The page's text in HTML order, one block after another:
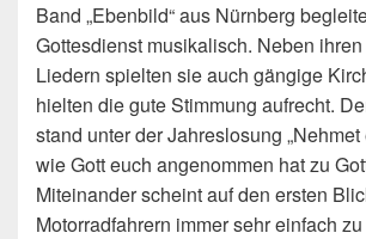
Band „Ebenbild“ aus Nürnberg
Gottesdienst musikalisch. Neben
Liedern spielten sie auch gängige
hielten die gute Stimmung aufrecht.
stand unter der Jahreslosung
wie Gott euch angenommen hat zu
Miteinander scheint auf den ersten
Motorradfahrern immer sehr einfach